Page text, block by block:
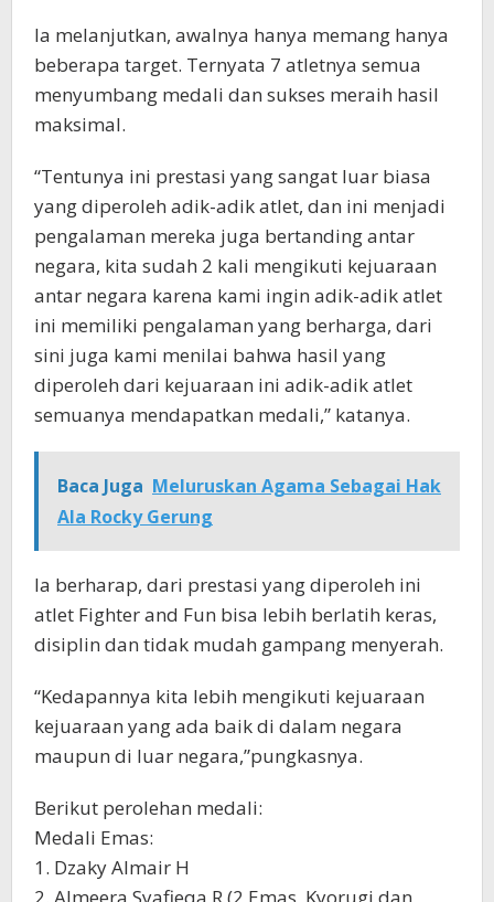
Ia melanjutkan, awalnya hanya memang hanya
beberapa target. Ternyata 7 atletnya semua
menyumbang medali dan sukses meraih hasil
maksimal.
“Tentunya ini prestasi yang sangat luar biasa
yang diperoleh adik-adik atlet, dan ini menjadi
pengalaman mereka juga bertanding antar
negara, kita sudah 2 kali mengikuti kejuaraan
antar negara karena kami ingin adik-adik atlet
ini memiliki pengalaman yang berharga, dari
sini juga kami menilai bahwa hasil yang
diperoleh dari kejuaraan ini adik-adik atlet
semuanya mendapatkan medali,” katanya.
Baca Juga Meluruskan Agama Sebagai Hak
Ala Rocky Gerung
Ia berharap, dari prestasi yang diperoleh ini
atlet Fighter and Fun bisa lebih berlatih keras,
disiplin dan tidak mudah gampang menyerah.
“Kedapannya kita lebih mengikuti kejuaraan
kejuaraan yang ada baik di dalam negara
maupun di luar negara,”pungkasnya.
Berikut perolehan medali:
Medali Emas:
1. Dzaky Almair H